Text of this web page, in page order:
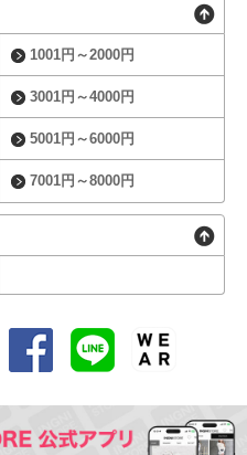
1001円～2000円
3001円～4000円
5001円～6000円
7001円～8000円